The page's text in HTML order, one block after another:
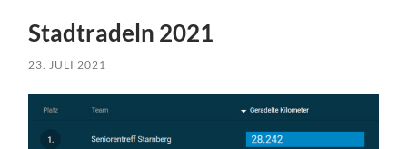
Stadtradeln 2021
23. JULI 2021